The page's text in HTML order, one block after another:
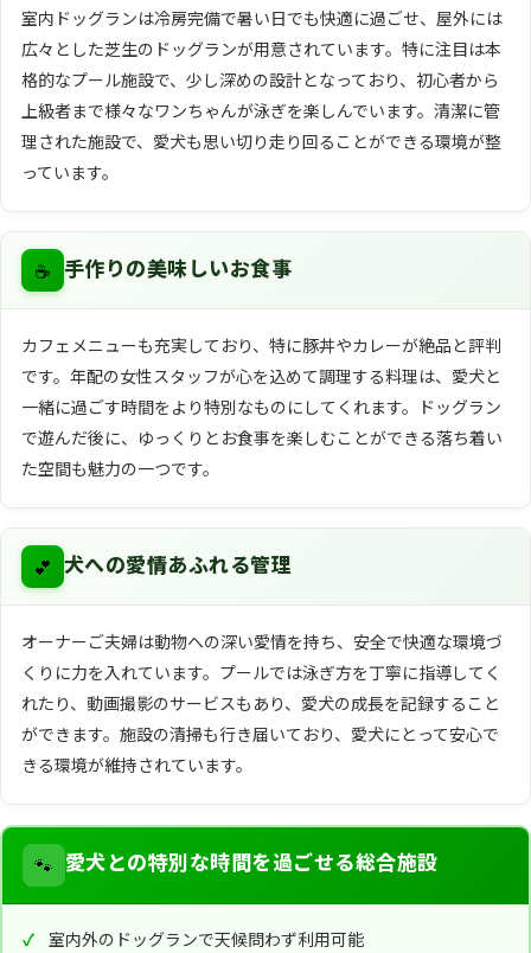
室内ドッグランは冷房完備で暑い日でも快適に過ごせ、屋外には
広々とした芝生のドッグランが用意されています。特に注目は本
格的なプール施設で、少し深めの設計となっており、初心者から
上級者まで様々なワンちゃんが泳ぎを楽しんでいます。清潔に管
理された施設で、愛犬も思い切り走り回ることができる環境が整
っています。
☕ 手作りの美味しいお食事
カフェメニューも充実しており、特に豚丼やカレーが絶品と評判
です。年配の女性スタッフが心を込めて調理する料理は、愛犬と
一緒に過ごす時間をより特別なものにしてくれます。ドッグラン
で遊んだ後に、ゆっくりとお食事を楽しむことができる落ち着い
た空間も魅力の一つです。
💕 犬への愛情あふれる管理
オーナーご夫婦は動物への深い愛情を持ち、安全で快適な環境づ
くりに力を入れています。プールでは泳ぎ方を丁寧に指導してく
れたり、動画撮影のサービスもあり、愛犬の成長を記録すること
ができます。施設の清掃も行き届いており、愛犬にとって安心で
きる環境が維持されています。
🐾 愛犬との特別な時間を過ごせる総合施設
室内外のドッグランで天候問わず利用可能